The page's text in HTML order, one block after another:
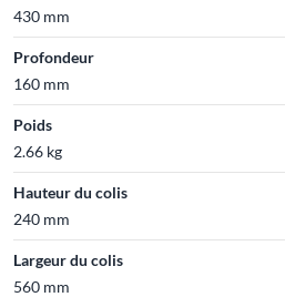
430 mm
Profondeur
160 mm
Poids
2.66 kg
Hauteur du colis
240 mm
Largeur du colis
560 mm